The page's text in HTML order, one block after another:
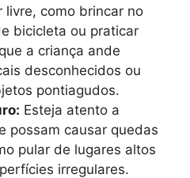
livre, como brincar no
bicicleta ou praticar
a criança ande
desconhecidos ou
pontiagudos.
Esteja atento a
possam causar quedas
pular de lugares altos
irregulares.